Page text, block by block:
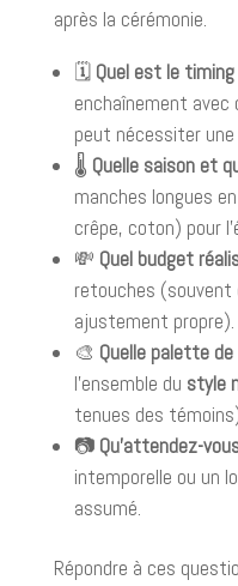
après la cérémonie.
🗓️ Quel est le
enchaînement avec
peut nécessiter
🌡️ Quelle saison et
manches longues
crêpe, coton) pour
💸 Quel budget
retouches
ajustement propre).
🎨 Quelle palette
l’ensemble du style
tenues des
📷 Qu’attendez-
intemporelle ou un
assumé.
Répondre à ces